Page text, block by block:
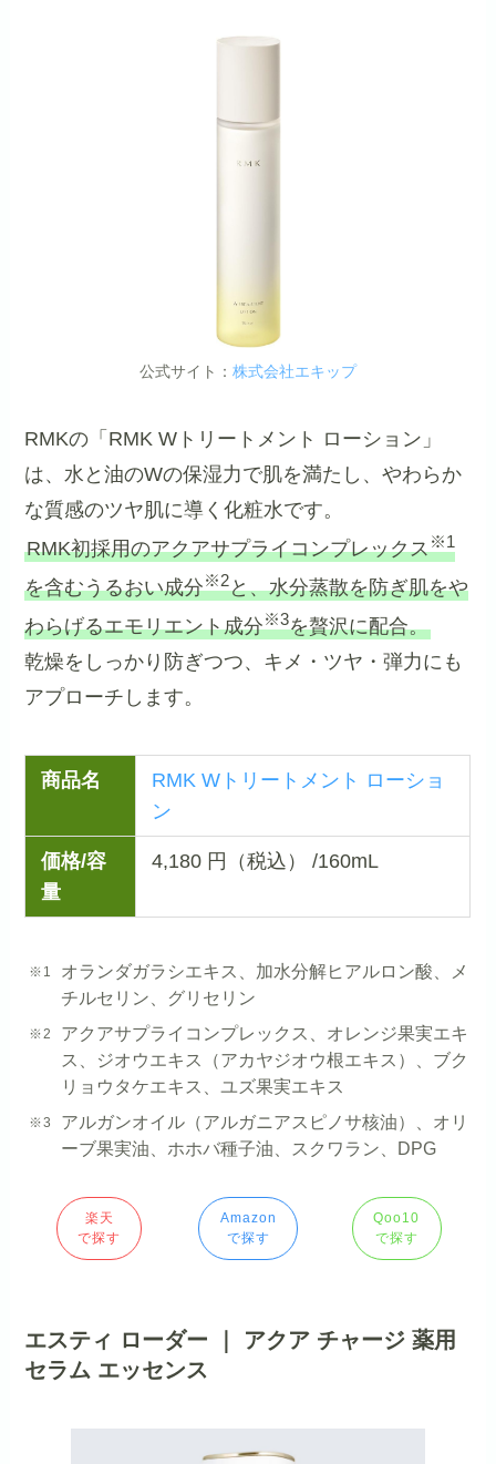
公式サイト： 株式会社エキップ
RMKの「RMK Wトリートメント ローション」
は、水と油のWの保湿力で肌を満たし、やわらか
な質感のツヤ肌に導く化粧水です。
RMK初採用のアクアサプライコンプレックス※1
を含むうるおい成分※2と、水分蒸散を防ぎ肌をや
わらげるエモリエント成分※3を贅沢に配合。
乾燥をしっかり防ぎつつ、キメ・ツヤ・弾力にも
アプローチします。
商品名
RMK Wトリートメント ローショ
ン
価格/容
量
4,180 円（税込） /160mL
オランダガラシエキス、加水分解ヒアルロン酸、メ
チルセリン、グリセリン
アクアサプライコンプレックス、オレンジ果実エキ
ス、ジオウエキス（アカヤジオウ根エキス）、ブク
リョウタケエキス、ユズ果実エキス
アルガンオイル（アルガニアスピノサ核油）、オリ
ーブ果実油、ホホバ種子油、スクワラン、DPG
楽天
で探す
Amazon
で探す
Qoo10
で探す
エスティ ローダー ｜ アクア チャージ 薬用
セラム エッセンス